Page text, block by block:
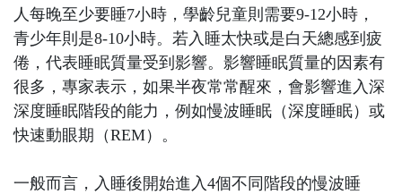
人每晚至少要睡7小時，學齡兒童則需要9-12小時，
青少年則是8-10小時。若入睡太快或是白天總感到疲
倦，代表睡眠質量受到影響。影響睡眠質量的因素有
很多，專家表示，如果半夜常常醒來，會影響進入深
深度睡眠階段的能力，例如慢波睡眠（深度睡眠）或
快速動眼期（REM）。
一般而言，入睡後開始進入4個不同階段的慢波睡